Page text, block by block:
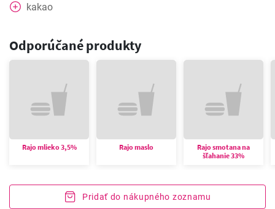
kakao
Odporúčané produkty
Rajo mlieko 3,5% Rajo maslo
Rajo smotana na
šľahanie 33%
Pridať do nákupného zoznamu